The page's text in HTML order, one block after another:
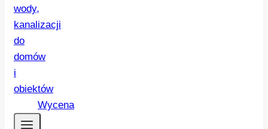
Wycena